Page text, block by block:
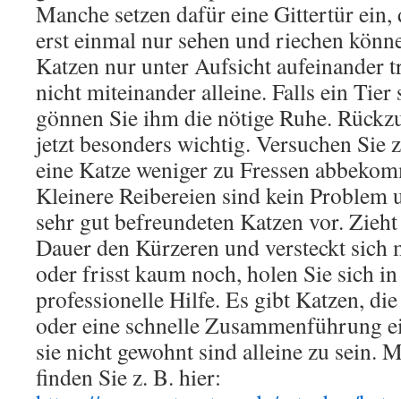
Manche setzen dafür eine Gittertür
erst einmal nur sehen und riechen
Katzen nur unter Aufsicht aufeinander
nicht miteinander alleine. Falls ein Tier
gönnen Sie ihm die nötige Ruhe.
jetzt besonders wichtig. Versuchen Sie
eine Katze weniger zu Fressen
Kleinere Reibereien sind kein Problem
sehr gut befreundeten Katzen vor.
Dauer den Kürzeren und versteckt sich
oder frisst kaum noch, holen Sie sich
professionelle Hilfe. Es gibt Katzen,
oder eine schnelle Zusammenführung
sie nicht gewohnt sind alleine zu sein.
finden Sie z. B. hier: